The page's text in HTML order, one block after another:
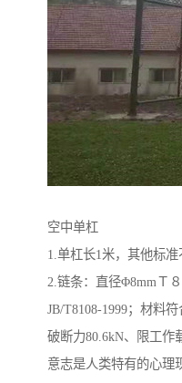
空中单杠
1.单杠长1米，其他标准
2.链条：直径Φ8mmＴ
JB/T8108-1999；材料
破断力80.6kN、限工作
意志是人类特有的心理